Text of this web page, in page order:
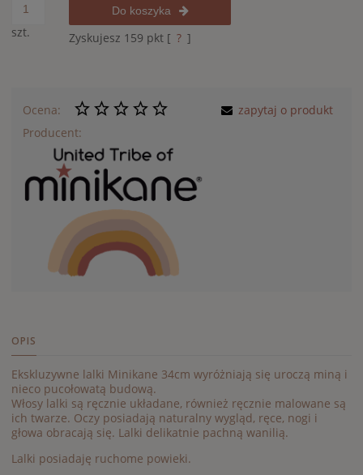
szt.
Do koszyka
Zyskujesz 159 pkt [ ? ]
Ocena:
Producent:
zapytaj o produkt
OPIS
Ekskluzywne lalki Minikane 34cm wyróżniają się uroczą miną i
nieco pucołowatą budową.
Włosy lalki są ręcznie układane, również ręcznie malowane są
ich twarze. Oczy posiadają naturalny wygląd, ręce, nogi i
głowa obracają się. Lalki delikatnie pachną wanilią.
Lalki posiadaję ruchome powieki.